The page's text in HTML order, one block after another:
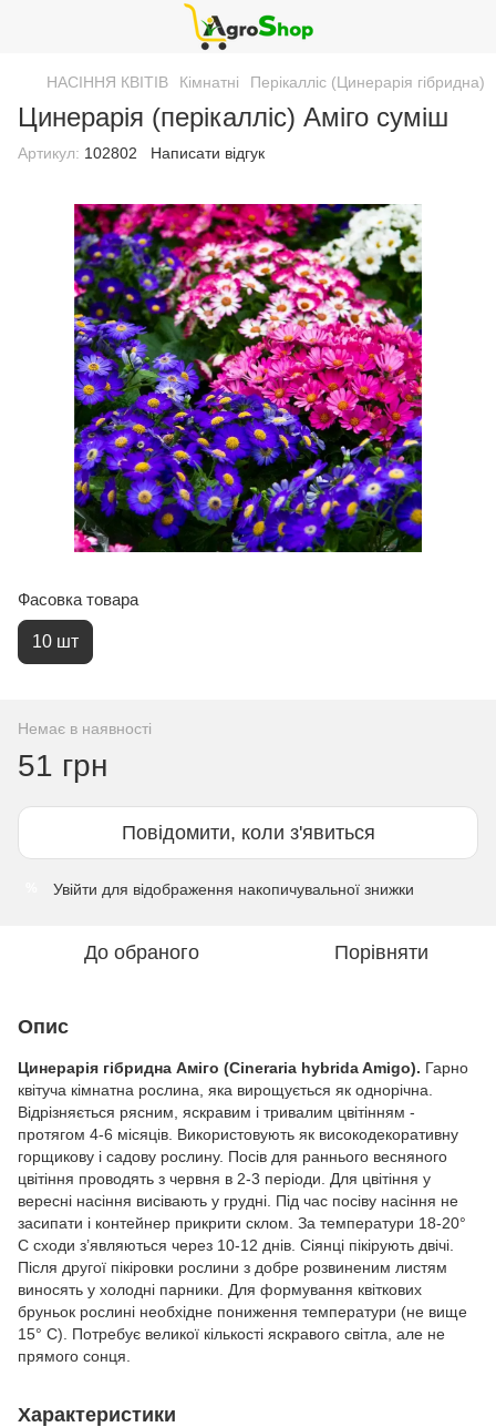
НАСІННЯ КВІТІВ Кімнатні Перікалліс (Цинерарія гібридна)
Цинерарія (перікалліс) Аміго суміш
Артикул: 102802 Написати відгук
Фасовка товара
10 шт
Немає в наявності
51 грн
Повідомити, коли з'явиться
Увійти для відображення накопичувальної знижки
До обраного Порівняти
Опис
Цинерарія гібридна Аміго (Cineraria hybrida Amigo). Гарно
квітуча кімнатна рослина, яка вирощується як однорічна.
Відрізняється рясним, яскравим і тривалим цвітінням -
протягом 4-6 місяців. Використовують як високодекоративну
горщикову і садову рослину. Посів для раннього весняного
цвітіння проводять з червня в 2-3 періоди. Для цвітіння у
вересні насіння висівають у грудні. Під час посіву насіння не
засипати і контейнер прикрити склом. За температури 18-20°
С сходи з’являються через 10-12 днів. Сіянці пікірують двічі.
Після другої пікіровки рослини з добре розвиненим листям
виносять у холодні парники. Для формування квіткових
бруньок рослині необхідне пониження температури (не вище
15° С). Потребує великої кількості яскравого світла, але не
прямого сонця.
Характеристики